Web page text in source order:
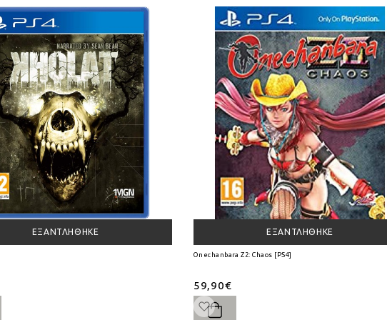
ΕΞΑΝΤΛΉΘΗΚΕ ΕΞΑΝΤΛΉΘΗΚΕ
Onechanbara Z2: Chaos [PS4]
59,90€